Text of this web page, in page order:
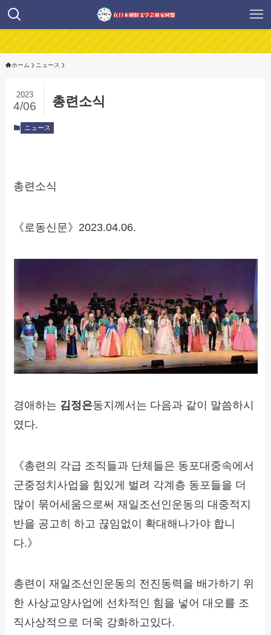
ホーム ニュース
총련소식
2023
4/06
ニュース
총련소식
《로동신문》2023.04.06.
경애하는 김정은동지께서는 다음과 같이 말씀하시
였다.
《총련의 각급 조직들과 단체들은 동포대중속에서
군중정치사업을 힘있게 벌려 각계층 동포들을 더
많이 묶어세움으로써 재일조선인운동의 대중적지
반을 공고히 하고 끊임없이 확대해나가야 합니
다.》
총련이 재일조선인운동의 전진동력을 배가하기 위
한 사상교양사업에 선차적인 힘을 넣어 대오를 조
직사상적으로 더욱 강화하고있다.